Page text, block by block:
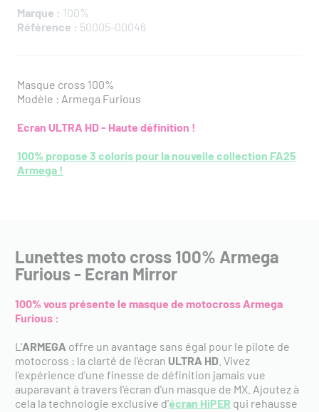
Marque : 100%
Référence : 50005-00046
Masque cross 100%
Modèle : Armega Furious
Ecran ULTRA HD - Haute définition !
100% propose 3 coloris pour la nouvelle collection FA25
Armega !
Lunettes moto cross 100% Armega
Furious - Ecran Mirror
100% vous présente le masque de motocross Armega
Furious :
L'ARMEGA offre un avantage sans égal pour le pilote de
motocross : la clarté de l'écran ULTRA HD . Vivez
l'expérience d'une finesse de définition jamais vue
auparavant à travers l'écran d'un masque de MX. Ajoutez à
cela la technologie exclusive d'écran HiPER qui rehausse